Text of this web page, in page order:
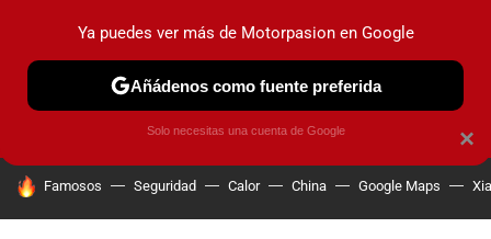
PRUEBAS COCHES ELÉCTRICOS OBSERVATORIO
HOY SE HABLA DE
Famosos Seguridad Calor China Google Maps
×
Ya puedes ver más de Motorpasion en Google
Añádenos como fuente preferida
Solo necesitas una cuenta de Google